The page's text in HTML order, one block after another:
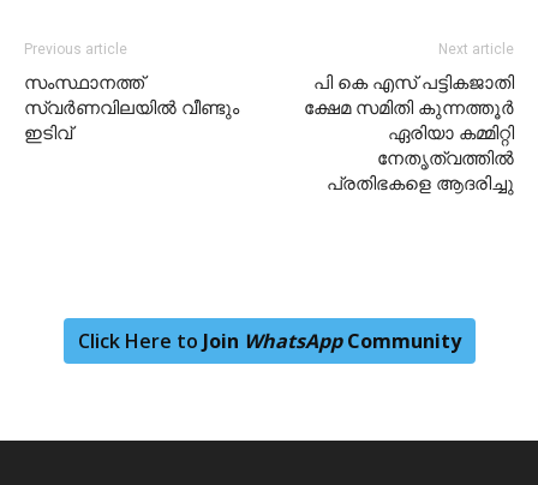
Previous article
സംസ്ഥാനത്ത്
സ്വർണവിലയിൽ വീണ്ടും
ഇടിവ്
Next article
പി കെ എസ് പട്ടികജാതി
ക്ഷേമ സമിതി കുന്നത്തൂര്‍
ഏരിയാ കമ്മിറ്റി
നേതൃത്വത്തില്‍
പ്രതിഭകളെ ആദരിച്ചു
Click Here to Join WhatsAppCommunity